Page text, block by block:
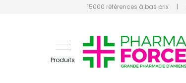
15000 références à bas prix |
Produits